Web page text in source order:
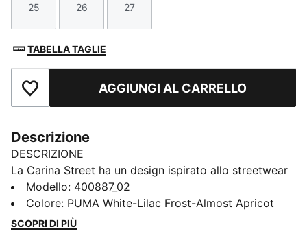
Taglia
25
Taglia
26
Taglia
27
TABELLA TAGLIE
Aggiungi ai PreferitiAGGIUNGI AL CARRELLO
Descrizione
DESCRIZIONE
La Carina Street ha un design ispirato allo streetwear
combinato con un vero profilo platform e dettagli
ispirati al basket, che la rendono la scelta perfetta per
aggiungere un tocco di stile agli outfit di tutti i giorni
Modello: 400887_02
Colore: PUMA White-Lilac Frost-Almost Apricot
SCOPRI DI PIÙ